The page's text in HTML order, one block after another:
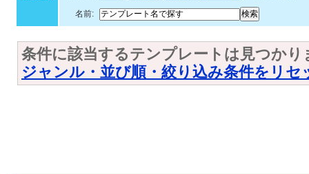
名前:
条件に該当するテンプレートは見つかり
ジャンル・並び順・絞り込み条件をリセ